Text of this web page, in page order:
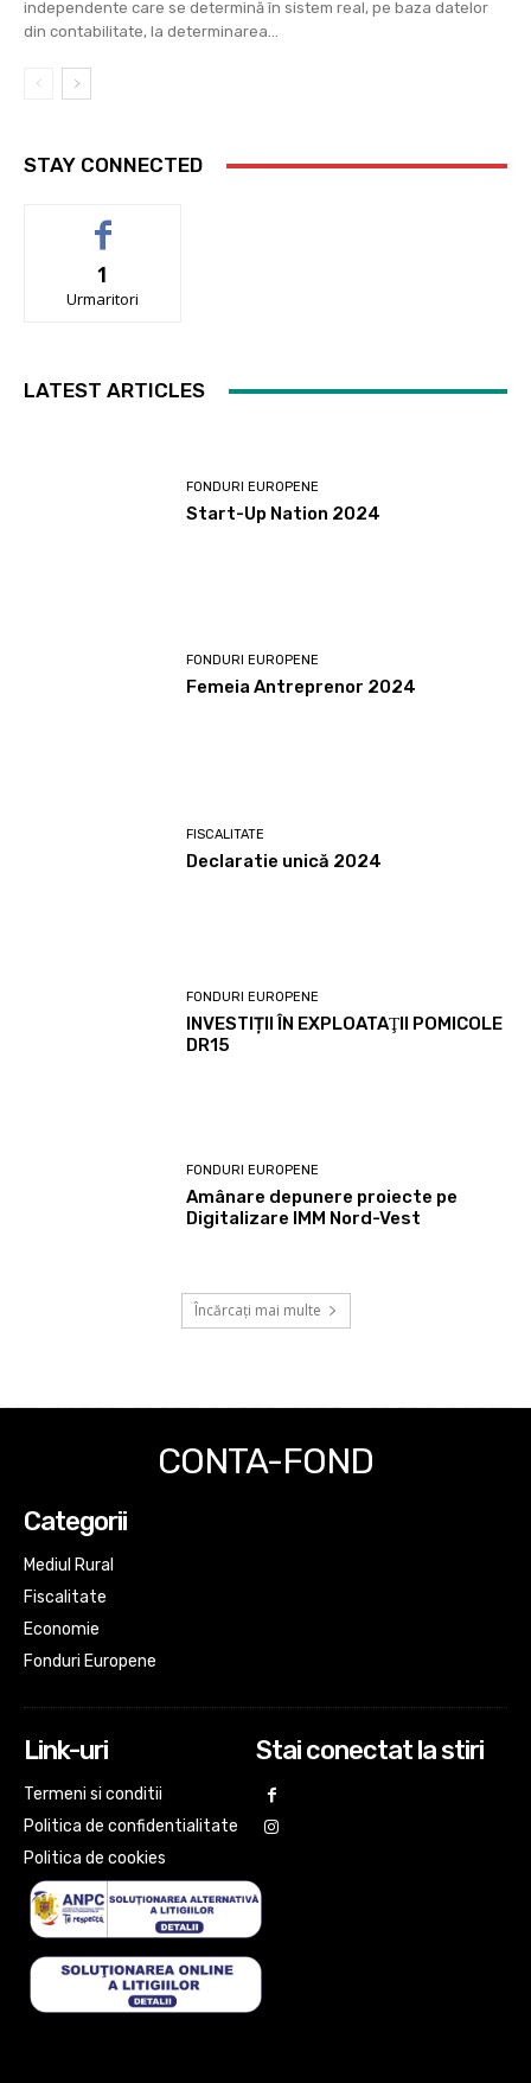
independente care se determină în sistem real, pe baza datelor
din contabilitate, la determinarea...
STAY CONNECTED
1
Urmaritori
LATEST ARTICLES
FONDURI EUROPENE
Start-Up Nation 2024
FONDURI EUROPENE
Femeia Antreprenor 2024
FISCALITATE
Declaratie unică 2024
FONDURI EUROPENE
INVESTIȚII ÎN EXPLOATAŢII POMICOLE
DR15
FONDURI EUROPENE
Amânare depunere proiecte pe
Digitalizare IMM Nord-Vest
Încărcați mai multe
CONTA-FOND
Categorii
Mediul Rural
Fiscalitate
Economie
Fonduri Europene
Link-uri
Termeni si conditii
Politica de confidentialitate
Politica de cookies
Stai conectat la stiri